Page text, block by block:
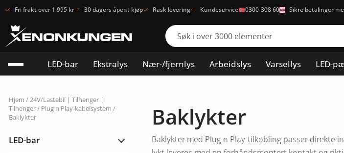
Fri frakt over 1 995 kr 30 dagers åpent kjøp Rask levering Kundeservice 0300-308 60 Sikre betalinger
LED-bar Ekstralys Nær-/fjernlys Arbeidslys Varsellys LED-
Hjem /24V/Lastebil | Tilhenger |
Tilhenger/ Plug n Play-kabelsystem /
Baklykter
LED-bar
Utvid
Baklykter
Baklykter med Plug n Play-tilkobling passer direkte